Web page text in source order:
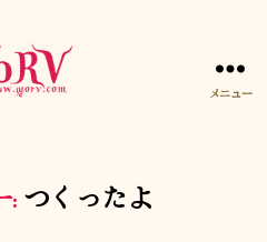
メニュー
: つくったよ